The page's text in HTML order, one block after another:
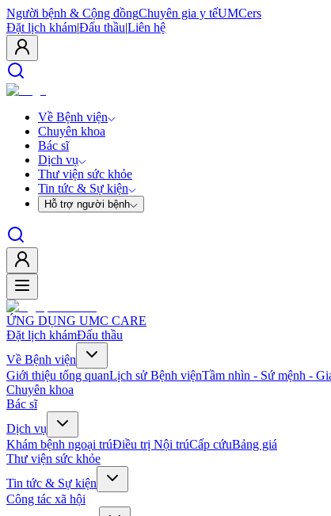
Người bệnh & Cộng đồngChuyên gia y tếUMCers
Đặt lịch khám|Đấu thầu|Liên hệ
Về Bệnh viện
Chuyên khoa
Bác sĩ
Dịch vụ
Thư viện sức khỏe
Tin tức & Sự kiện
Hỗ trợ người bệnh
ỨNG DỤNG UMC CARE
Đặt lịch khámĐấu thầu
Về Bệnh viện
Giới thiệu tổng quanLịch sử Bệnh việnTầm nhìn - Sứ mệnh -
Chuyên khoa
Bác sĩ
Dịch vụ
Khám bệnh ngoại trúĐiều trị Nội trúCấp cứuBảng giá
Thư viện sức khỏe
Tin tức & Sự kiện
Công tác xã hội